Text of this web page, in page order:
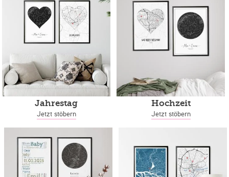
Jahrestag
Jetzt stöbern
Hochzeit
Jetzt stöbern